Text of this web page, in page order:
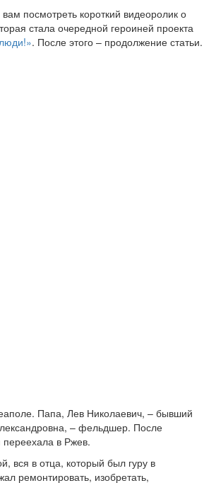
посмотреть короткий видеоролик о
стала очередной героиней проекта
. После этого – продолжение статьи.
Папа, Лев Николаевич, – бывший
– фельдшер. После
в Ржев.
вся в отца, который был гуру в
ремонтировать, изобретать,